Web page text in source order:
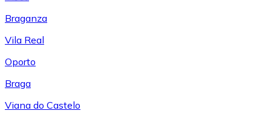
Braganza
Vila Real
Oporto
Braga
Viana do Castelo